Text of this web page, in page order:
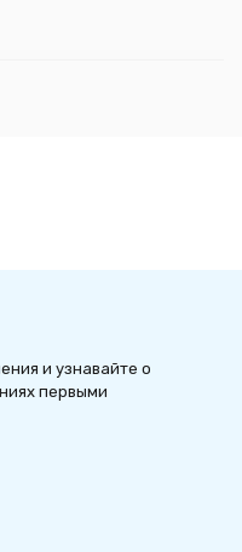
и узнавайте о
первыми